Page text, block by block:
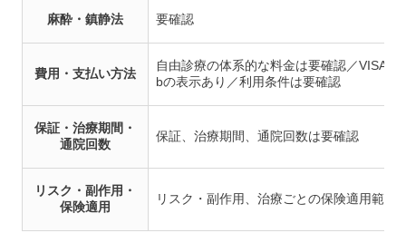
麻酔・鎮静法 要確認
費用・支払い方法
自由診療の体系的な料金は要確認／VISA
bの表示あり／利用条件は要確認
保証・治療期間・
通院回数
保証、治療期間、通院回数は要確認
リスク・副作用・
保険適用
リスク・副作用、治療ごとの保険適用範囲